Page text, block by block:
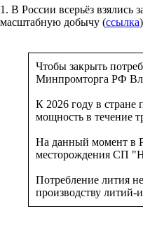
1. В России всерьёз взялись
масштабную добычу (ссылка
Чтобы закрыть
Минпромторга РФ
К 2026 году в стране
мощность в течение
На данный момент в
месторождения СП
Потребление лития
производству литий-